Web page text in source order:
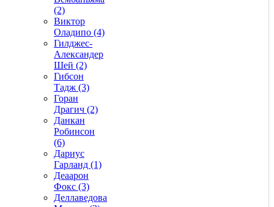
(2)
Виктор
Оладипо (4)
Гилджес-
Александер
Шей (2)
Гибсон
Тадж (3)
Горан
Драгич (2)
Данкан
Робинсон
(6)
Дариус
Гарланд (1)
Деаарон
Фокс (3)
Деллаведова